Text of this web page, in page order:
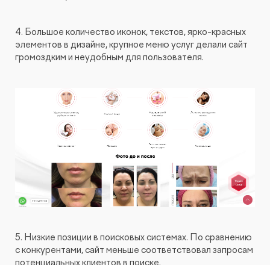
4. Большое количество иконок, текстов, ярко-красных
элементов в дизайне, крупное меню услуг делали сайт
громоздким и неудобным для пользователя.
5. Низкие позиции в поисковых системах. По сравнению
с конкурентами, сайт меньше соответствовал запросам
потенциальных клиентов в поиске.